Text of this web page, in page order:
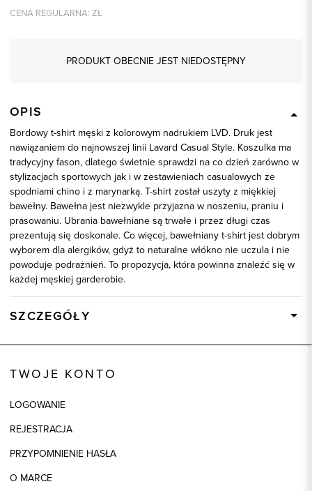
CENA REGULARNA: ZŁ
PRODUKT OBECNIE JEST NIEDOSTĘPNY
OPIS
Bordowy t-shirt męski z kolorowym nadrukiem LVD. Druk jest
nawiązaniem do najnowszej linii Lavard Casual Style. Koszulka ma
tradycyjny fason, dlatego świetnie sprawdzi na co dzień zarówno w
stylizacjach sportowych jak i w zestawieniach casualowych ze
spodniami chino i z marynarką. T-shirt został uszyty z miękkiej
bawełny. Bawełna jest niezwykle przyjazna w noszeniu, praniu i
prasowaniu. Ubrania bawełniane są trwałe i przez długi czas
prezentują się doskonale. Co więcej, bawełniany t-shirt jest dobrym
wyborem dla alergików, gdyż to naturalne włókno nie uczula i nie
powoduje podrażnień. To propozycja, która powinna znaleźć się w
każdej męskiej garderobie.
SZCZEGÓŁY
Skład tkaniny
TWOJE KONTO
LOGOWANIE
REJESTRACJA
PRZYPOMNIENIE HASŁA
O MARCE